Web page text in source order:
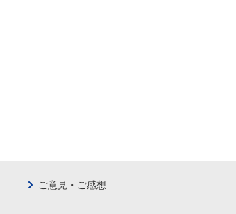
ご意見・ご感想